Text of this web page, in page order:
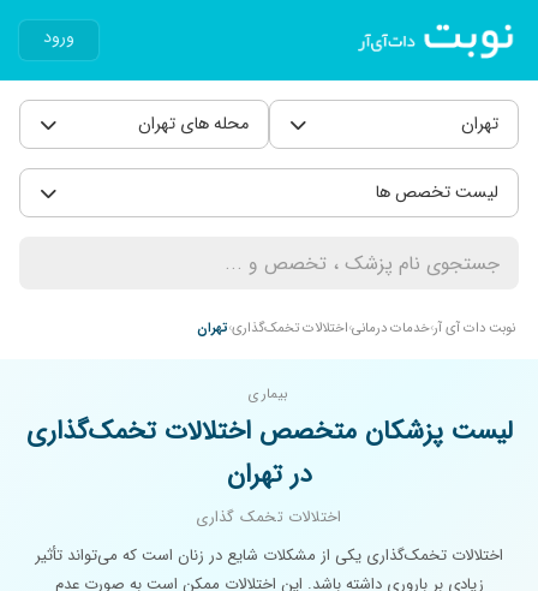
ورود
تهران محله های تهران
لیست تخصص ها
نوبت دات آی آر خدمات درمانی اختلالات تخمک‌گذاری تهران
بیماری
لیست پزشکان متخصص اختلالات تخمک‌گذاری
در تهران
اختلالات تخمک گذاری
اختلالات تخمک‌گذاری یکی از مشکلات شایع در زنان است که می‌تواند تأثیر
زیادی بر باروری داشته باشد. این اختلالات ممکن است به صورت عدم